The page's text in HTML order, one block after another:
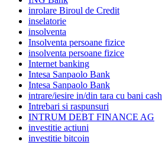
inrolare Biroul de Credit
inselatorie
insolventa
Insolventa persoane fizice
insolventa persoane fizice
Internet banking
Intesa Sanpaolo Bank
Intesa Sanpaolo Bank
intrare/iesire in/din tara cu bani cash
Intrebari si raspunsuri
INTRUM DEBT FINANCE AG
investitie actiuni
investitie bitcoin